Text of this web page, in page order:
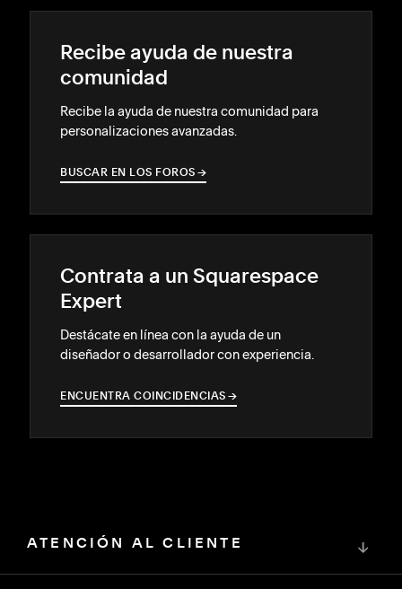
Recibe ayuda de nuestra
comunidad
Recibe la ayuda de nuestra comunidad para
personalizaciones avanzadas.
BUSCAR EN LOS FOROS →
→
Contrata a un Squarespace
Expert
Destácate en línea con la ayuda de un
diseñador o desarrollador con experiencia.
ENCUENTRA COINCIDENCIAS →
→
ATENCIÓN AL CLIENTE ↓